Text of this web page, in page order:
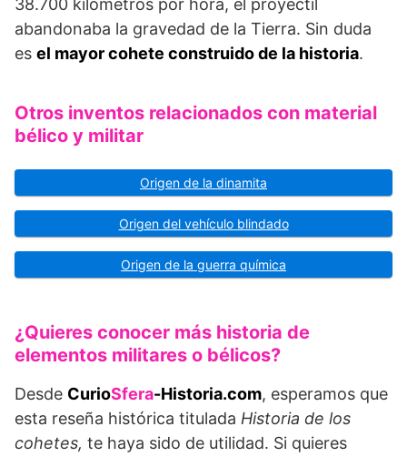
38.700 kilómetros por hora, el proyectil
abandonaba la gravedad de la Tierra. Sin duda
es el mayor cohete construido de la historia.
Otros inventos relacionados con material
bélico y militar
Origen de la dinamita
Origen del vehículo blindado
Origen de la guerra química
¿Quieres conocer más historia de
elementos militares o bélicos?
Desde CurioSfera-Historia.com, esperamos que
esta reseña histórica titulada Historia de los
cohetes, te haya sido de utilidad. Si quieres